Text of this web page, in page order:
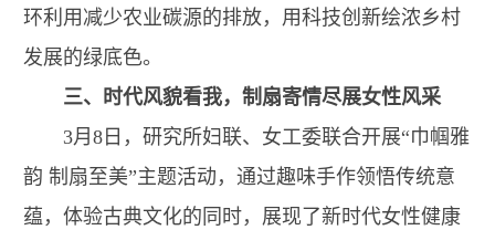
环利用减少农业碳源的排放，用科技创新绘浓乡村
发展的绿底色。
三、时代风貌看我，制扇寄情尽展女性风采
3月8日，研究所妇联、女工委联合开展“巾帼雅
韵 制扇至美”主题活动，通过趣味手作领悟传统意
蕴，体验古典文化的同时，展现了新时代女性健康